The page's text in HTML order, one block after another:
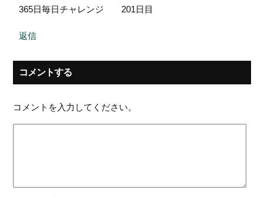
365日毎日チャレンジ 201日目
返信
コメントする
コメントを入力してください。